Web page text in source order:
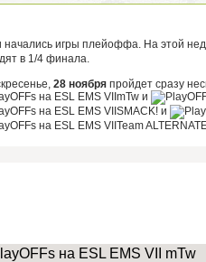
начались игры плейоффа. На этой
в 1/4 финала.
28 ноября пройдет сразу
mTw и
SMACK! и
Team
mTw